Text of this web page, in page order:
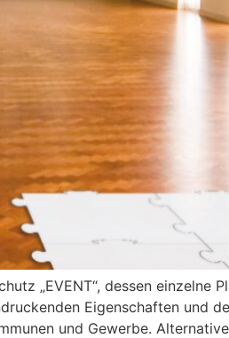
„EVENT“, dessen einzelne
Eigenschaften und
und Gewerbe.